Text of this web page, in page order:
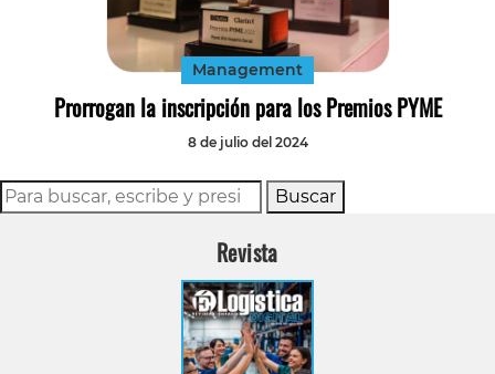
Management
Prorrogan la inscripción para los Premios PYME
8 de julio del 2024
Buscar
Revista